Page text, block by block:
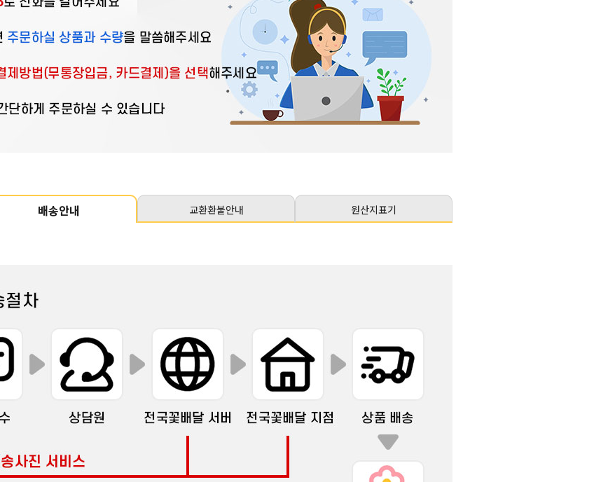
배송안내 교환환불안내 원산지표기